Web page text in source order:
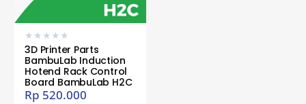
★ ★ ★ ★ ★
3D Printer Parts
BambuLab Induction
Hotend Rack Control
Board BambuLab H2C
Rp 520.000